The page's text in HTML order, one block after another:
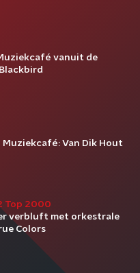
vanuit de
Van Dik Hout
Top 2000
verbluft met orkestrale
Colors